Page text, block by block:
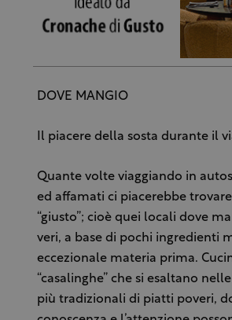
DOVE MANGIO
Il piacere della sosta durante il
Quante volte viaggiando in
ed affamati ci piacerebbe
“giusto”; cioè quei locali dove
veri, a base di pochi ingredienti
eccezionale materia prima.
“casalinghe” che si esaltano
più tradizionali di piatti poveri,